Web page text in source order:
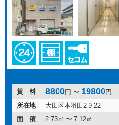
賃 料 8800円 〜 19800円
所在地
大田区本羽田2-9-22
面 積
2.73㎡ 〜 7.12㎡